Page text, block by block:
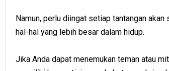
Namun, perlu diingat setiap tantangan
hal-hal yang lebih besar dalam hidup.
Jika Anda dapat menemukan teman atau